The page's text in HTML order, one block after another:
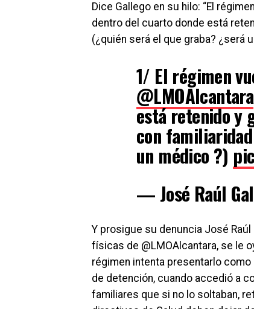
Dice Gallego en su hilo: “El
dentro del cuarto donde está
(¿quién será el que graba? ¿será
1/ El régimen
@LMOAlcantara
está retenido y
con
un médico ?)
— José Raúl
Y prosigue su denuncia José
físicas de @LMOAlcantara, se le
régimen intenta presentarlo
de detención, cuando accedió a
familiares que si no lo soltaban,